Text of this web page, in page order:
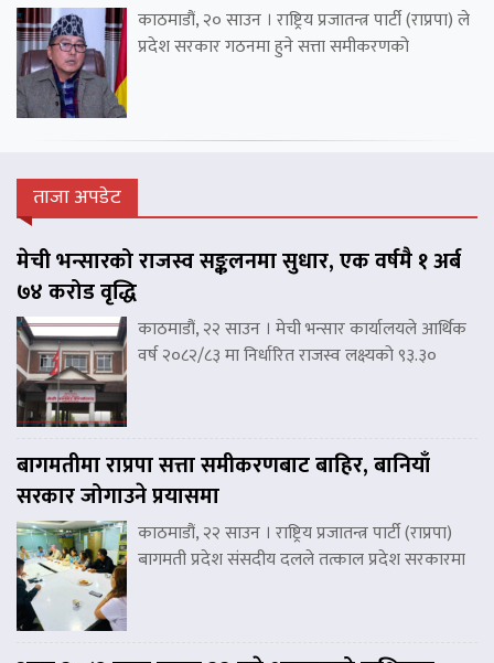
काठमाडौं, २० साउन । राष्ट्रिय प्रजातन्त्र पार्टी (राप्रपा) ले
प्रदेश सरकार गठनमा हुने सत्ता समीकरणको
ताजा अपडेट
मेची भन्सारको राजस्व सङ्कलनमा सुधार, एक वर्षमै १ अर्ब
७४ करोड वृद्धि
काठमाडौं, २२ साउन । मेची भन्सार कार्यालयले आर्थिक
वर्ष २०८२/८३ मा निर्धारित राजस्व लक्ष्यको ९३.३०
बागमतीमा राप्रपा सत्ता समीकरणबाट बाहिर, बानियाँ
सरकार जोगाउने प्रयासमा
काठमाडौं, २२ साउन । राष्ट्रिय प्रजातन्त्र पार्टी (राप्रपा)
बागमती प्रदेश संसदीय दलले तत्काल प्रदेश सरकारमा